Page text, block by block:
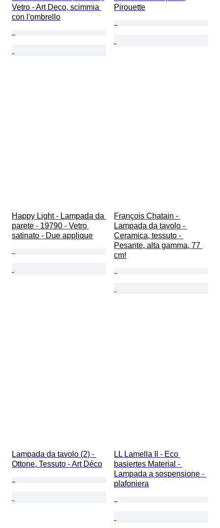
Vetro - Art Deco, scimmia
con l'ombrello
Pirouette
Happy Light - Lampada da
parete - 19790 - Vetro
satinato - Due applique
François Chatain -
Lampada da tavolo -
Ceramica, tessuto -
Pesante, alta gamma, 77
cm!
Lampada da tavolo (2) -
Ottone, Tessuto - Art Déco
LL Lamella II - Eco
basiertes Material -
Lampada a sospensione -
plafoniera